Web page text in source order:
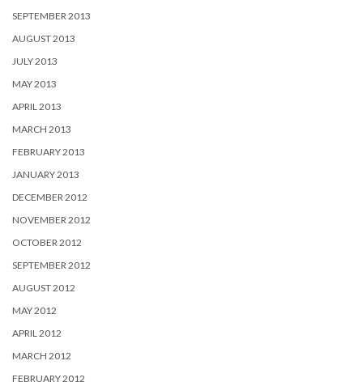
SEPTEMBER 2013
AUGUST 2013
JULY 2013
MAY 2013
APRIL 2013
MARCH 2013
FEBRUARY 2013
JANUARY 2013
DECEMBER 2012
NOVEMBER 2012
OCTOBER 2012
SEPTEMBER 2012
AUGUST 2012
MAY 2012
APRIL 2012
MARCH 2012
FEBRUARY 2012